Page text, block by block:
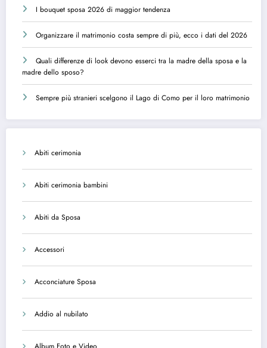
I bouquet sposa 2026 di maggior tendenza
Organizzare il matrimonio costa sempre di più, ecco i dati del 2026
Quali differenze di look devono esserci tra la madre della sposa e la
madre dello sposo?
Sempre più stranieri scelgono il Lago di Como per il loro matrimonio
Abiti cerimonia
Abiti cerimonia bambini
Abiti da Sposa
Accessori
Acconciature Sposa
Addio al nubilato